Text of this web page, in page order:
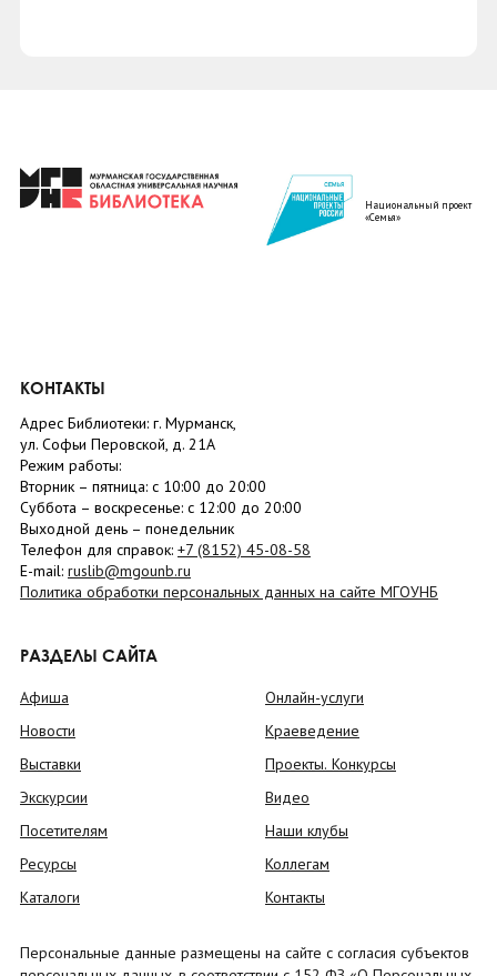
Национальный проект
«Семья»
КОНТАКТЫ
Адрес Библиотеки: г. Мурманск,
ул. Софьи Перовской, д. 21А
Режим работы:
Вторник – пятница: с 10:00 до 20:00
Суббота – воскресенье: c 12:00 до 20:00
Выходной день – понедельник
Телефон для справок: +7 (8152) 45-08-58
E-mail: ruslib@mgounb.ru
Политика обработки персональных данных на сайте МГОУНБ
РАЗДЕЛЫ САЙТА
Афиша
Новости
Выставки
Экскурсии
Посетителям
Ресурсы
Каталоги
Онлайн-услуги
Краеведение
Проекты. Конкурсы
Видео
Наши клубы
Коллегам
Контакты
Персональные данные размещены на сайте с согласия субъектов